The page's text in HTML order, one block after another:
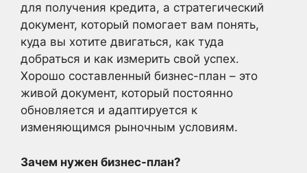
для получения кредита, а стратегический
документ, который помогает вам понять,
куда вы хотите двигаться, как туда
добраться и как измерить свой успех.
Хорошо составленный бизнес-план – это
живой документ, который постоянно
обновляется и адаптируется к
изменяющимся рыночным условиям.
Зачем нужен бизнес-план?